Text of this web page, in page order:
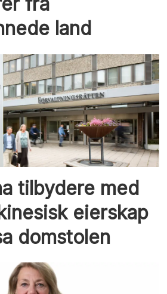
land
tilbydere med
eierskap
domstolen